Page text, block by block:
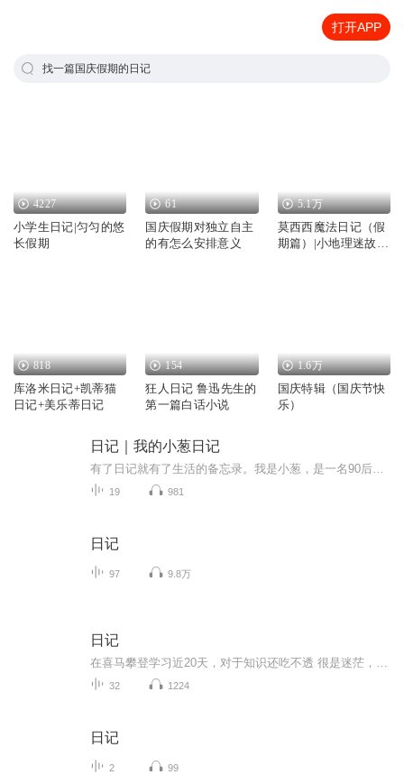
打开APP
找一篇国庆假期的日记
4227
小学生日记|匀匀的悠
长假期
61
国庆假期对独立自主
的有怎么安排意义
5.1万
莫西西魔法日记（假
期篇）|小地理迷故事
818
库洛米日记+凯蒂猫
日记+美乐蒂日记
154
狂人日记 鲁迅先生的
第一篇白话小说
1.6万
国庆特辑（国庆节快
乐）
日记｜我的小葱日记
19 981
日记
97 9.8万
日记
32 1224
日记
2 99